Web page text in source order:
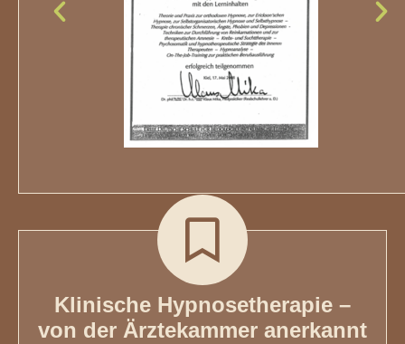
Klinische Hypnosetherapie –
von der Ärztekammer anerkannt